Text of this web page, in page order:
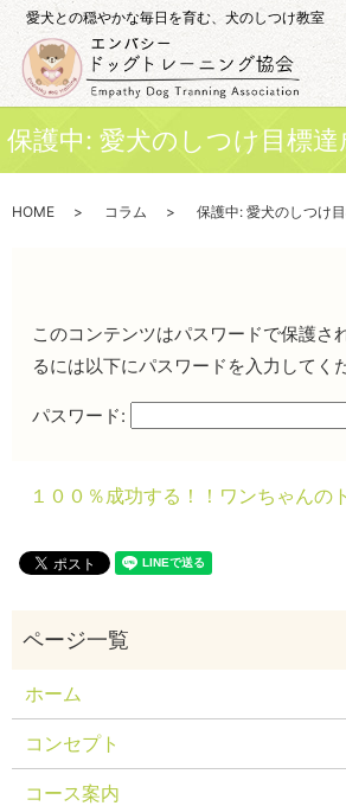
愛犬との穏やかな毎日を育む、犬のしつけ教室
保護中: 愛犬のしつけ目標
HOME コラム 保護中: 愛犬のしつけ
このコンテンツはパスワードで保護さ
るには以下にパスワードを入力してく
パスワード:
１００％成功する！！ワンちゃんの
ホーム
コンセプト
コース案内